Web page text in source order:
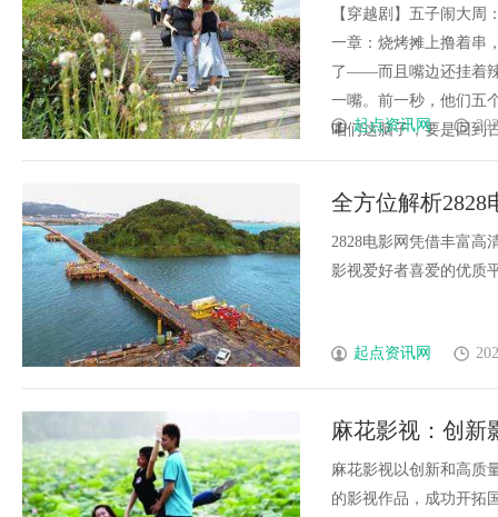
洛、周海洛的致
【穿越剧】五子闹大
一章：烧烤摊上撸着串
了——而且嘴边还挂着
一嘴。前一秒，他们五
咱们这脑子，要是回到
起点资讯网
全方位解析
2828电影网凭借丰富高
影视爱好者喜爱的优质
起点资讯网
麻花影视：创新
麻花影视以创新和高质
的影视作品，成功开拓